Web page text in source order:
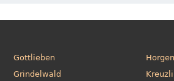
Gottlieben
Grindelwald
Horgen